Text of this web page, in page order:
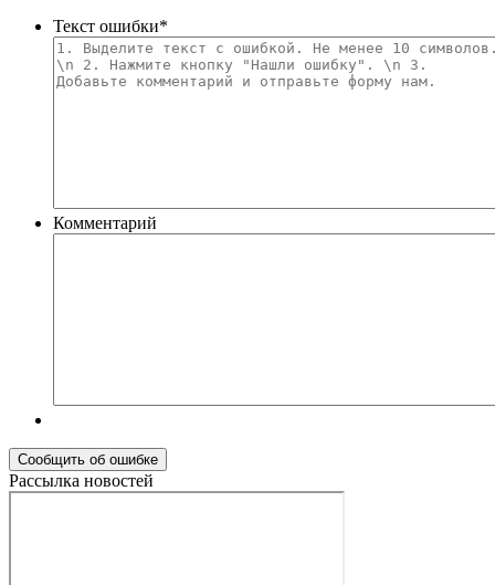
Текст ошибки*
Комментарий
Рассылка новостей